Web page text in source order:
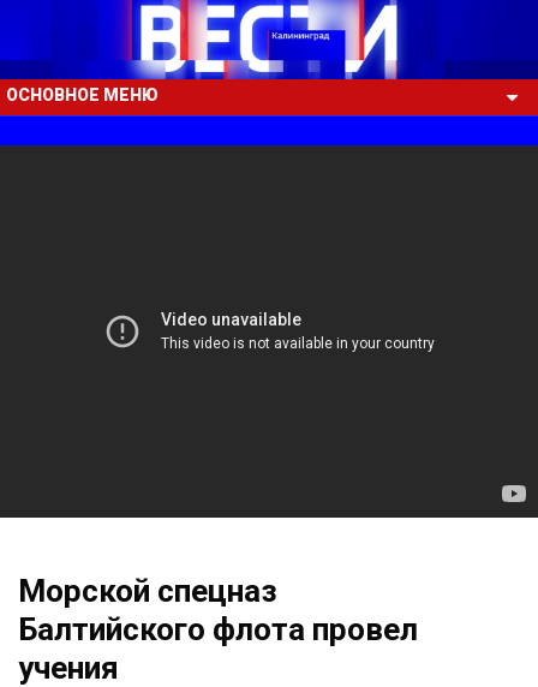
ОСНОВНОЕ МЕНЮ
Морской спецназ
Балтийского флота провел
учения